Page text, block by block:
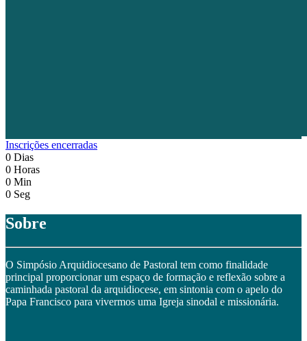
Inscrições encerradas
0 Dias
0 Horas
0 Min
0 Seg
Sobre
O Simpósio Arquidiocesano de Pastoral tem como finalidade
principal proporcionar um espaço de formação e reflexão sobre a
caminhada pastoral da arquidiocese, em sintonia com o apelo do
Papa Francisco para vivermos uma Igreja sinodal e missionária.